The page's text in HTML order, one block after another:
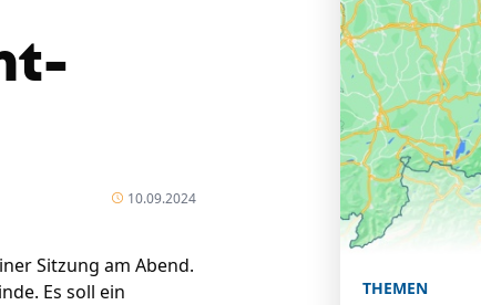
10.09.2024
Sitzung am Abend.
Es soll ein
THEMEN